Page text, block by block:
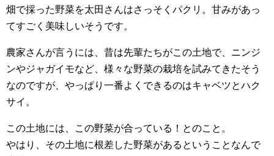
畑で採った野菜を太田さんはさっそくパクリ。甘みがあっ
てすごく美味しいそうです。
農家さんが言うには、昔は先輩たちがこの土地で、ニンジ
ンやジャガイモなど、様々な野菜の栽培を試みてきたそう
なのですが、やっぱり一番よくできるのはキャベツとハク
サイ。
この土地には、この野菜が合っている！とのこと。
やはり、その土地に根差した野菜があるということなんで